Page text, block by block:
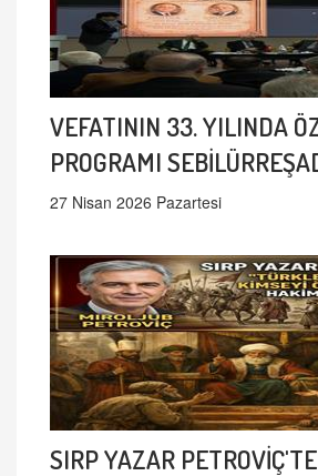
VEFATININ 33. YILINDA
PROGRAMI
27 Nisan 2026 Pazartesi
SIRP YAZAR